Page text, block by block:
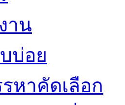
าน
บ่อย
หาคัดเลือก